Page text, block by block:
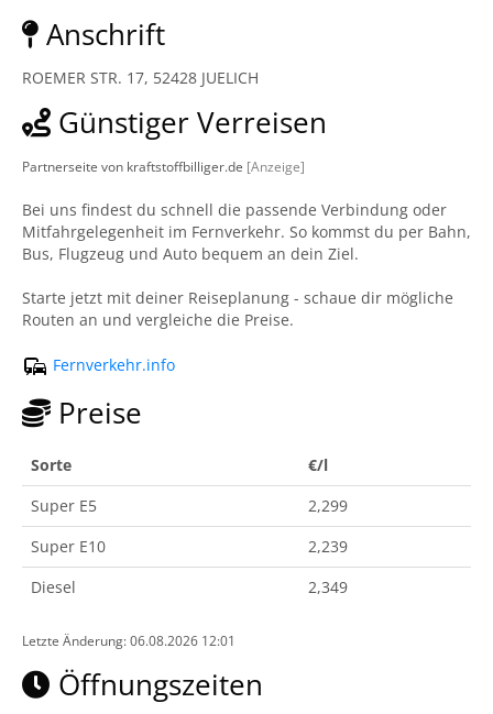
Anschrift
ROEMER STR. 17, 52428 JUELICH
Günstiger Verreisen
Partnerseite von kraftstoffbilliger.de [Anzeige]
Bei uns findest du schnell die passende Verbindung oder
Mitfahrgelegenheit im Fernverkehr. So kommst du per Bahn,
Bus, Flugzeug und Auto bequem an dein Ziel.
Starte jetzt mit deiner Reiseplanung - schaue dir mögliche
Routen an und vergleiche die Preise.
Fernverkehr.info
Preise
Sorte
€/l
Super E5
2,299
Super E10
2,239
Diesel
2,349
Letzte Änderung: 06.08.2026 12:01
Öffnungszeiten